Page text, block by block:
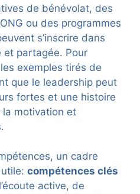
de bénévolat, des
ou des programmes
s’inscrire dans
et partagée. Pour
exemples tirés de
que le leadership peut
fortes et une histoire
motivation et
un cadre
compétences clés
active, de